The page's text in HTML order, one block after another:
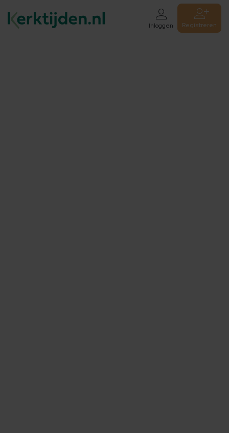
Inloggen Registreren